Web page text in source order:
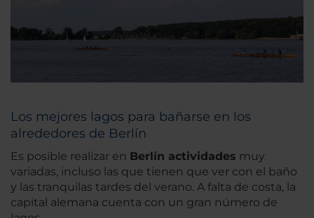
Los mejores lagos para bañarse en los
alrededores de Berlín
Es posible realizar en Berlín actividades muy
variadas, incluso las que tienen que ver con el baño
y las tranquilas tardes del verano. A falta de costa, la
capital alemana cuenta con un gran número de